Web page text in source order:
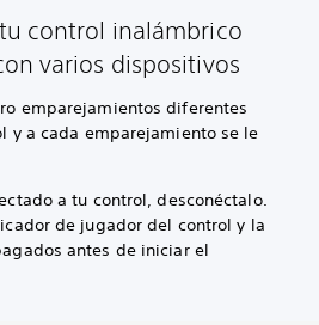
control inalámbrico
varios dispositivos
emparejamientos diferentes
y a cada emparejamiento se le
a tu control, desconéctalo.
de jugador del control y la
antes de iniciar el